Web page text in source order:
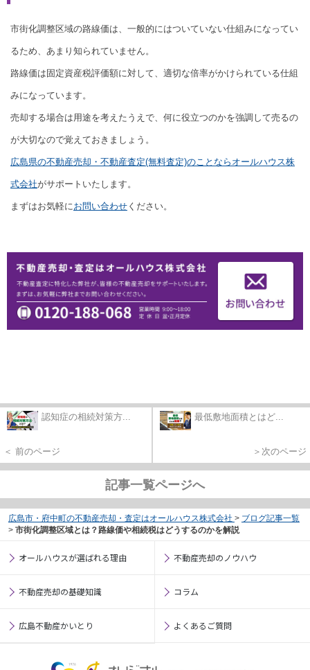
市街化調整区域の路線価は、一般的にはついていない仕組みになってい
るため、あまり知られていません。
路線価は固定資産税評価額に対して、適切な倍率がかけられている仕組
みになっています。
売却する場合は用途を考えたうえで、何に役立つのかを強調して売るの
が大切なので覚えておきましょう。
広島県の不動産売却・不動産査定(無料査定)のことならオールハウス株
式会社がサポートいたします。
まずはお気軽に お問い合わせ ください。
認知症の相続対策方...
＜ 前のページ
最低敷地面積とはど...
＞次のページ
記事一覧ページへ
広島市・府中町の不動産売却・査定はオールハウス株式会社 > ブログ記事一覧
> 市街化調整区域とは？路線価や相続税はどうするのかを解説
オールハウスが選ばれる理由 不動産売却のノウハウ
不動産売却の基礎知識 コラム
広島不動産かいとり よくあるご質問